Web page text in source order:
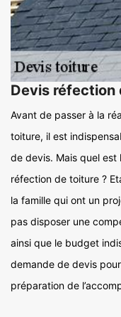
Devis réfection
Avant de passer à la
toiture, il est
de devis. Mais quel est
réfection de toiture ?
la famille qui ont un
pas disposer une
ainsi que le budget
demande de devis
préparation de